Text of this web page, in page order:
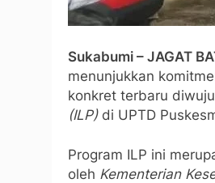
Sukabumi – JAGAT
menunjukkan
konkret terbaru
(ILP)di UPTD
Program ILP ini
oleh Kementerian